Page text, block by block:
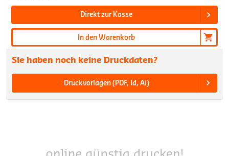
Direkt zur Kasse
In den Warenkorb
Sie haben noch keine Druckdaten?
Druckvorlagen (PDF, Id, Ai)